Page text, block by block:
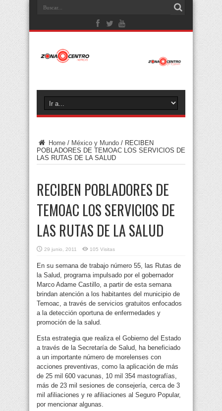
Home / México y Mundo / RECIBEN
POBLADORES DE TEMOAC LOS SERVICIOS DE
LAS RUTAS DE LA SALUD
RECIBEN POBLADORES DE
TEMOAC LOS SERVICIOS DE
LAS RUTAS DE LA SALUD
29 junio, 2011 105 Visitas
En su semana de trabajo número 55, las Rutas de
la Salud, programa impulsado por el gobernador
Marco Adame Castillo, a partir de esta semana
brindan atención a los habitantes del municipio de
Temoac, a través de servicios gratuitos enfocados
a la detección oportuna de enfermedades y
promoción de la salud.
Esta estrategia que realiza el Gobierno del Estado
a través de la Secretaría de Salud, ha beneficiado
a un importante número de morelenses con
acciones preventivas, como la aplicación de más
de 25 mil 600 vacunas, 10 mil 354 mastografías,
más de 23 mil sesiones de consejería, cerca de 3
mil afiliaciones y re afiliaciones al Seguro Popular,
por mencionar algunas.